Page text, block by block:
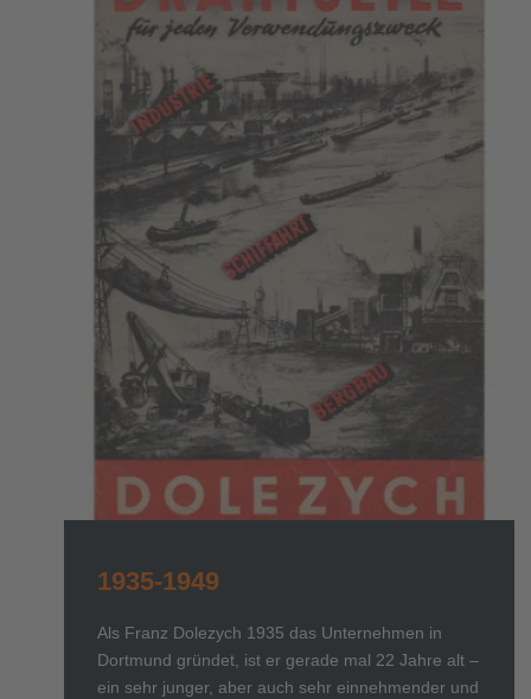
1935-1949
Als Franz Dolezych 1935 das Unternehmen in
Dortmund gründet, ist er gerade mal 22 Jahre alt –
ein sehr junger, aber auch sehr einnehmender und